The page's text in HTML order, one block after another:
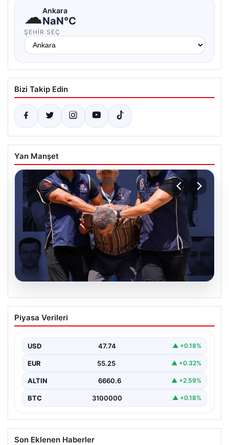
☁Ankara
NaN°C
ŞEHIR SEÇ
Bizi Takip Edin
Yan Manşet
FETÖ’nün Suikast Timindeki Burkay
Karatepe’den İlgili Gelişmeler ve Arama
15 Temmuz darbe girişimi sırasında Cumhurbaşkanı
planında yer…
Piyasa Verileri
USD 47.74 ▲ +0.18%
EUR 55.25 ▲ +0.32%
ALTIN 6660.6 ▲ +2.59%
BTC 3100000 ▲ +0.18%
Son Eklenen Haberler